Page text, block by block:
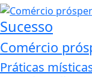
Sucesso
Comércio
Práticas